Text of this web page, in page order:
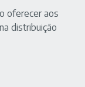
oferecer aos
distribuição